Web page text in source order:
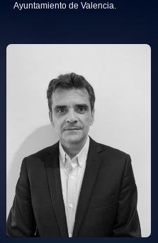
Ayuntamiento de Valencia.